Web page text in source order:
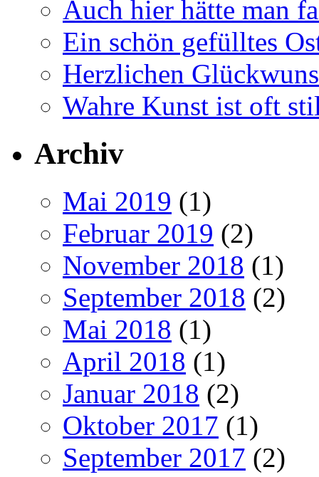
Auch hier hätte man
Ein schön gefülltes
Herzlichen
Wahre Kunst ist oft
Archiv
Mai 2019 (1)
Februar 2019 (2)
November 2018 (1)
September 2018 (2)
Mai 2018 (1)
April 2018 (1)
Januar 2018 (2)
Oktober 2017 (1)
September 2017 (2)